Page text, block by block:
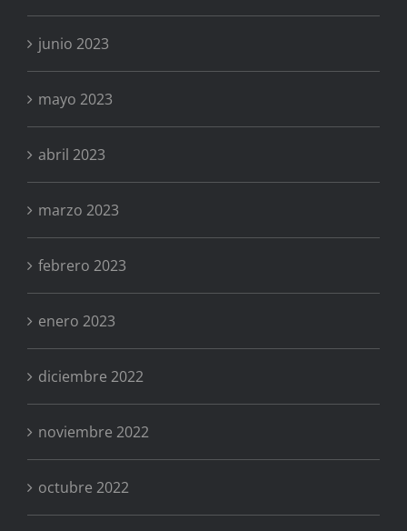
junio 2023
mayo 2023
abril 2023
marzo 2023
febrero 2023
enero 2023
diciembre 2022
noviembre 2022
octubre 2022